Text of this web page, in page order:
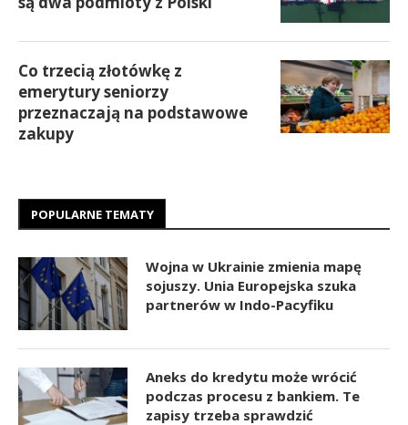
Co trzecią złotówkę z
emerytury seniorzy
przeznaczają na podstawowe
zakupy
POPULARNE TEMATY
Wojna w Ukrainie zmienia mapę
sojuszy. Unia Europejska szuka
partnerów w Indo-Pacyfiku
Aneks do kredytu może wrócić
podczas procesu z bankiem. Te
zapisy trzeba sprawdzić